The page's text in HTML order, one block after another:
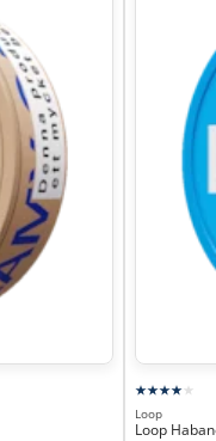
Loop
Loop